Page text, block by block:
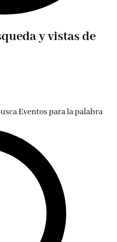
y vistas de
Eventos para la palabra